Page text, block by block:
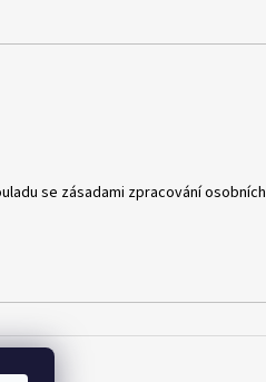
se zásadami zpracování osobních